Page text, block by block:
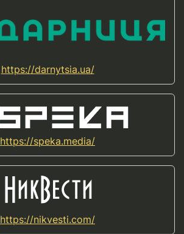
https://darnytsia.ua/
https://speka.media/
https://nikvesti.com/